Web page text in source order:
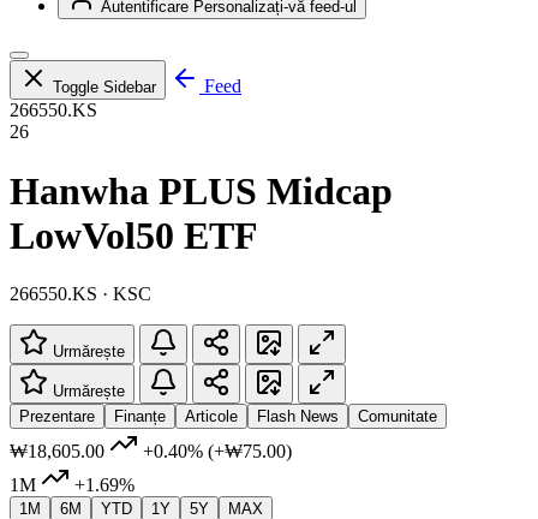
Autentificare Personalizați-vă feed-ul
Toggle Sidebar
Feed
266550.KS
26
Hanwha PLUS Midcap
LowVol50 ETF
266550.KS · KSC
Urmărește
Urmărește
Prezentare
Finanțe Articole Flash News Comunitate
₩18,605.00 +0.40% (+₩75.00)
1M
+1.69%
1M 6M YTD 1Y 5Y MAX